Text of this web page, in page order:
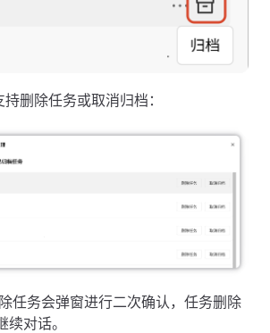
持删除任务或取消归档：
任务会弹窗进行二次确认，任务删除
对话。